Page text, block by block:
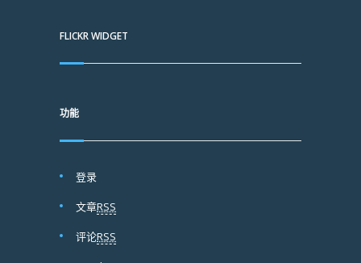
FLICKR WIDGET
功能
登录
文章RSS
评论RSS